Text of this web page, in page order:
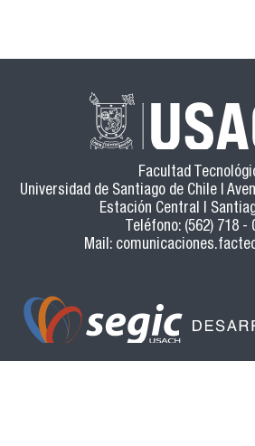
Facultad
Universidad de Santiago de Chile |
Estación Central |
Teléfono: (562) 718 -
Mail: